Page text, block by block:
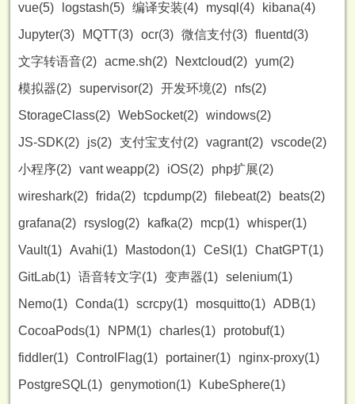
vue(5)
logstash(5) 编译安装(4) mysql(4)
kibana(4)
Jupyter(3)
MQTT(3) ocr(3) 微信支付(3) fluentd(3)
文字转语音(2) acme.sh(2) Nextcloud(2) yum(2)
模拟器(2) supervisor(2) 开发环境(2)
nfs(2)
StorageClass(2) WebSocket(2) windows(2)
JS-SDK(2)
js(2) 支付宝支付(2) vagrant(2) vscode(2)
小程序(2) vant weapp(2) iOS(2)
php扩展(2)
wireshark(2) frida(2) tcpdump(2) filebeat(2)
beats(2)
grafana(2)
rsyslog(2) kafka(2) mcp(1) whisper(1)
Vault(1) Avahi(1) Mastodon(1) CeSI(1) ChatGPT(1)
GitLab(1) 语音转文字(1) 变声器(1) selenium(1)
Nemo(1) Conda(1) scrcpy(1) mosquitto(1) ADB(1)
CocoaPods(1)
NPM(1) charles(1)
protobuf(1)
fiddler(1) ControlFlag(1) portainer(1)
nginx-proxy(1)
PostgreSQL(1) genymotion(1)
KubeSphere(1)